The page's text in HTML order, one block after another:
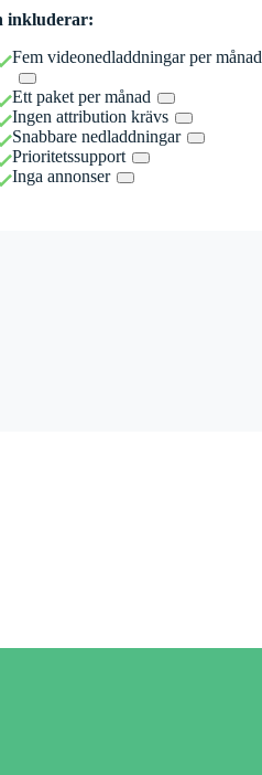
inkluderar:
Fem videonedladdningar per månad
Ett paket per månad
Ingen attribution krävs
Snabbare nedladdningar
Prioritetssupport
Inga annonser